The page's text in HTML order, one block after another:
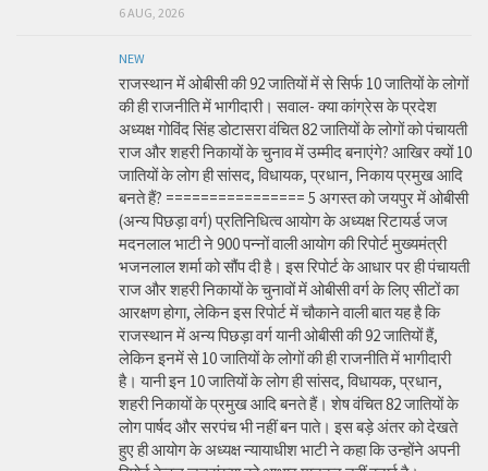
6 AUG, 2026
NEW
राजस्थान में ओबीसी की 92 जातियों में से सिर्फ 10 जातियों के लोगों
की ही राजनीति में भागीदारी। सवाल- क्या कांग्रेस के प्रदेश
अध्यक्ष गोविंद सिंह डोटासरा वंचित 82 जातियों के लोगों को पंचायती
राज और शहरी निकायों के चुनाव में उम्मीद बनाएंगे? आखिर क्यों 10
जातियों के लोग ही सांसद, विधायक, प्रधान, निकाय प्रमुख आदि
बनते हैं? ================ 5 अगस्त को जयपुर में ओबीसी
(अन्य पिछड़ा वर्ग) प्रतिनिधित्व आयोग के अध्यक्ष रिटायर्ड जज
मदनलाल भाटी ने 900 पन्नों वाली आयोग की रिपोर्ट मुख्यमंत्री
भजनलाल शर्मा को सौंप दी है। इस रिपोर्ट के आधार पर ही पंचायती
राज और शहरी निकायों के चुनावों में ओबीसी वर्ग के लिए सीटों का
आरक्षण होगा, लेकिन इस रिपोर्ट में चौकाने वाली बात यह है कि
राजस्थान में अन्य पिछड़ा वर्ग यानी ओबीसी की 92 जातियों हैं,
लेकिन इनमें से 10 जातियों के लोगों की ही राजनीति में भागीदारी
है। यानी इन 10 जातियों के लोग ही सांसद, विधायक, प्रधान,
शहरी निकायों के प्रमुख आदि बनते हैं। शेष वंचित 82 जातियों के
लोग पार्षद और सरपंच भी नहीं बन पाते। इस बड़े अंतर को देखते
हुए ही आयोग के अध्यक्ष न्यायाधीश भाटी ने कहा कि उन्होंने अपनी